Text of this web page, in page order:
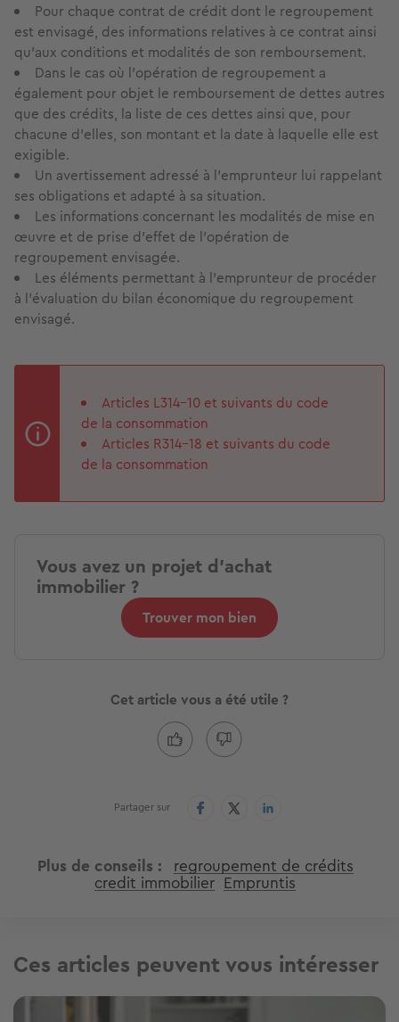
Pour chaque contrat de crédit dont le regroupement
est envisagé, des informations relatives à ce contrat ainsi
qu’aux conditions et modalités de son remboursement.
Dans le cas où l'opération de regroupement a
également pour objet le remboursement de dettes autres
que des crédits, la liste de ces dettes ainsi que, pour
chacune d'elles, son montant et la date à laquelle elle est
exigible.
Un avertissement adressé à l’emprunteur lui rappelant
ses obligations et adapté à sa situation.
Les informations concernant les modalités de mise en
œuvre et de prise d'effet de l'opération de
regroupement envisagée.
Les éléments permettant à l'emprunteur de procéder
à l'évaluation du bilan économique du regroupement
envisagé.
Articles L314-10 et suivants du code
de la consommation
Articles R314-18 et suivants du code
de la consommation
Vous avez un projet d'achat
immobilier ?
Trouver mon bien
Cet article vous a été utile ?
Partager sur
Plus de conseils regroupement de crédits
credit immobilier Empruntis
Ces articles peuvent vous intéresser
Image